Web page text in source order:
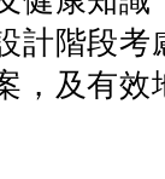
計階段考
，及有